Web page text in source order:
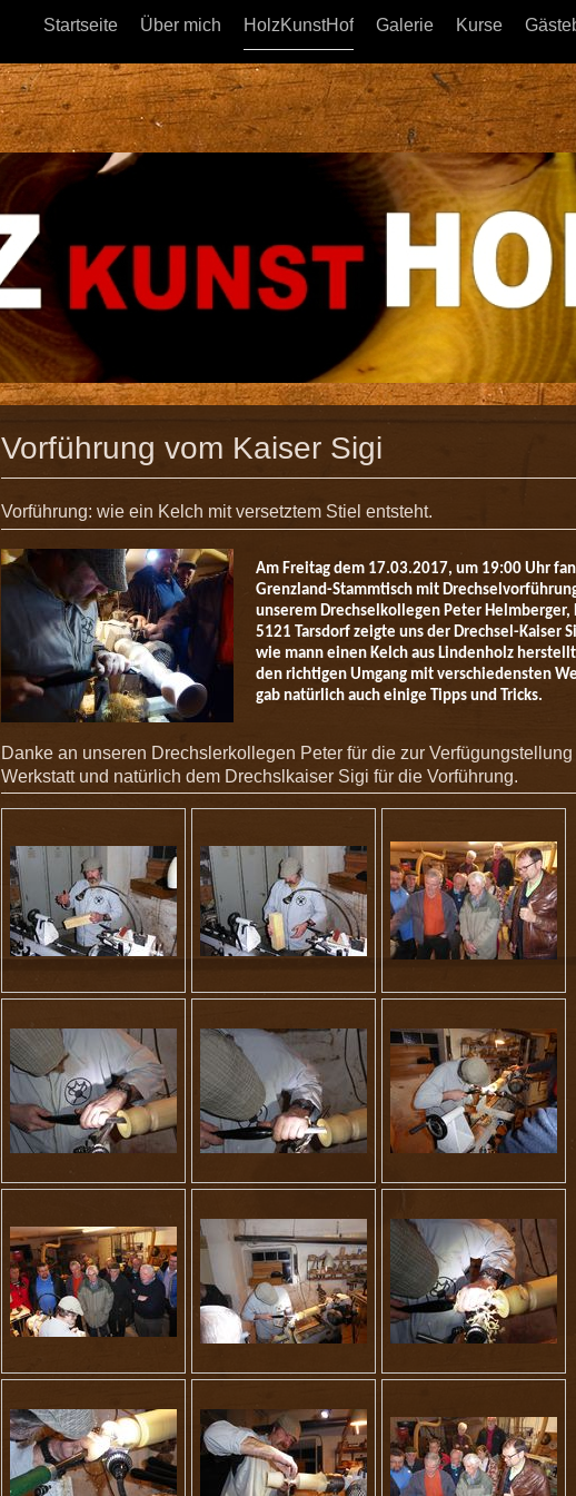
Startseite Über mich HolzKunstHof Galerie Kurse
Vorführung vom Kaiser Sigi
Vorführung: wie ein Kelch mit versetztem Stiel entsteht.
Am Freitag dem 17.03.2017, um 19:00 Uhr
Grenzland-Stammtisch mit
unserem Drechselkollegen Peter Helmberger,
5121 Tarsdorf zeigte uns der Drechsel-Kaiser
wie mann einen Kelch aus Lindenholz
den richtigen Umgang mit verschiedensten
gab natürlich auch einige Tipps und Tricks.
Danke an unseren Drechslerkollegen Peter für die zur
Werkstatt und natürlich dem Drechslkaiser Sigi für die Vorführung.